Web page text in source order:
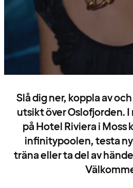
Slå dig ner, koppla av
utsikt över Oslofjorden.
på Hotel Riviera i Moss
infinitypoolen, testa
träna eller ta del av